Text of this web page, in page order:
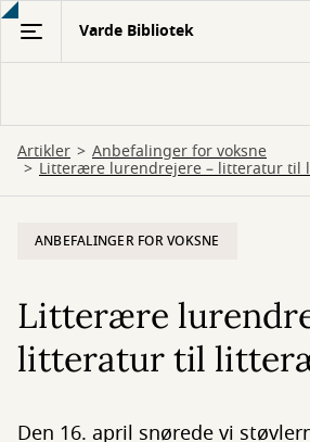
Gå
hovedindhold
Varde Bibliotek
Artikler Anbefalinger for voksne
Litterære lurendrejere – litteratur
ANBEFALINGER FOR VOKSNE
Litterære
litteratur til
Den 16. april snørede vi